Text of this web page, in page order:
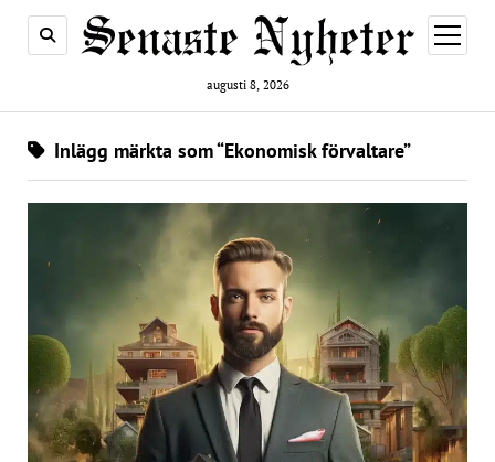
augusti 8, 2026
öppna
meny
Inlägg märkta som “Ekonomisk förvaltare”